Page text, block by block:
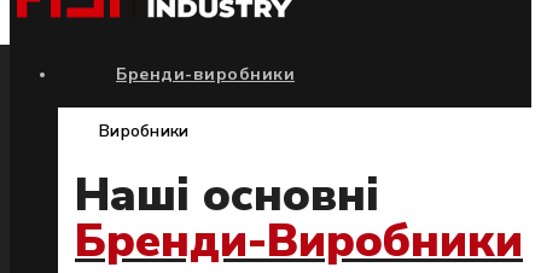
Бренди-виробники
Виробники
Наші основні
Бренди-Виробники